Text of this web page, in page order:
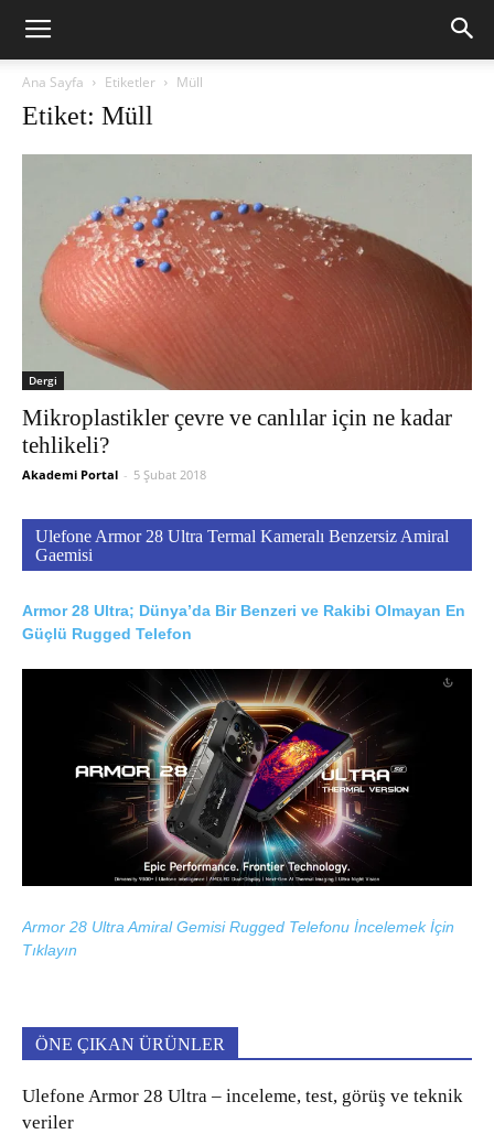
Ana Sayfa Etiketler Müll
Etiket: Müll
Dergi
Mikroplastikler çevre ve canlılar için ne kadar
tehlikeli?
Akademi Portal - 5 Şubat 2018
Ulefone Armor 28 Ultra Termal Kameralı Benzersiz Amiral
Gaemisi
Armor 28 Ultra; Dünya’da Bir Benzeri ve Rakibi Olmayan En
Güçlü Rugged Telefon
Armor 28 Ultra Amiral Gemisi Rugged Telefonu İncelemek İçin
Tıklayın
ÖNE ÇIKAN ÜRÜNLER
Ulefone Armor 28 Ultra – inceleme, test, görüş ve teknik
veriler